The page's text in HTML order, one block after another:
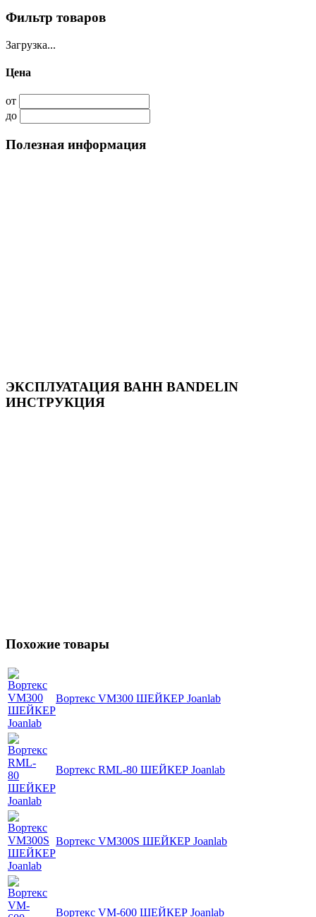
Фильтр товаров
Загрузка...
Цена
от
до
Полезная информация
ЭКСПЛУАТАЦИЯ ВАНН BANDELIN
ИНСТРУКЦИЯ
Похожие товары
Вортекс VM300 ШЕЙКЕР Joanlab
Вортекс RML-80 ШЕЙКЕР Joanlab
Вортекс VM300S ШЕЙКЕР Joanlab
Вортекс VM-600 ШЕЙКЕР Joanlab